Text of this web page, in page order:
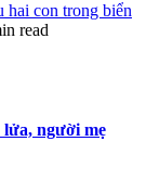
con trong biển
read
người mẹ